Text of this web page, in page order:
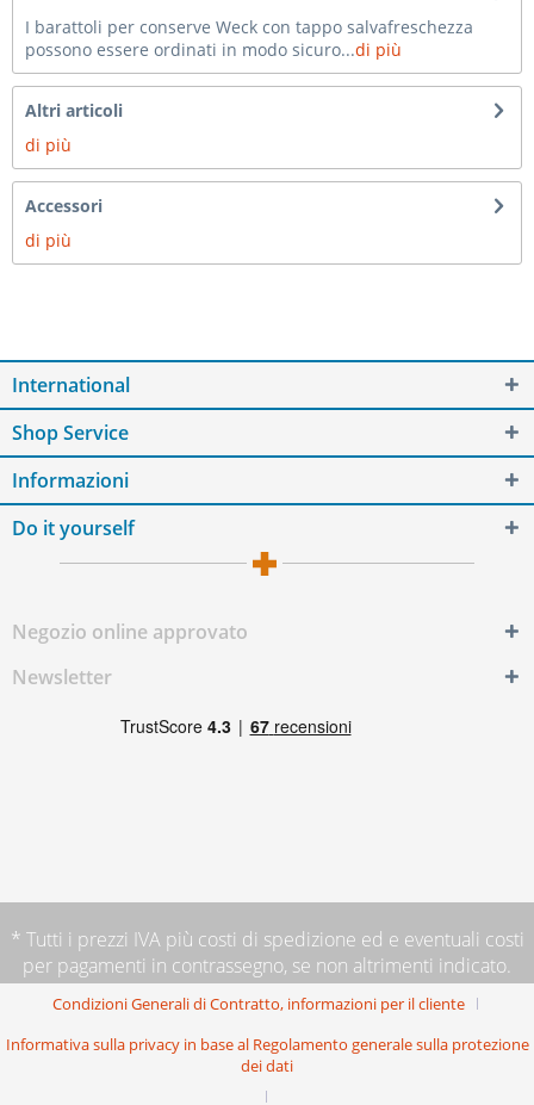
I barattoli per conserve Weck con tappo salvafreschezza
possono essere ordinati in modo sicuro...di più
Altri articoli
di più
Accessori
di più
International
Shop Service
Informazioni
Do it yourself
Negozio online approvato
Newsletter
* Tutti i prezzi IVA più costi di spedizione ed e eventuali costi
per pagamenti in contrassegno, se non altrimenti indicato.
Condizioni Generali di Contratto, informazioni per il cliente
Informativa sulla privacy in base al Regolamento generale sulla protezione
dei dati